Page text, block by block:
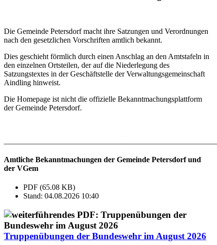
Die Gemeinde Petersdorf macht ihre Satzungen und Verordnungen
nach den gesetzlichen Vorschriften amtlich bekannt.
Dies geschieht förmlich durch einen Anschlag an den Amtstafeln in
den einzelnen Ortsteilen, der auf die Niederlegung des
Satzungstextes in der Geschäftstelle der Verwaltungsgemeinschaft
Aindling hinweist.
Die Homepage ist nicht die offizielle Bekanntmachungsplattform
der Gemeinde Petersdorf.
Amtliche Bekanntmachungen der Gemeinde Petersdorf und
der VGem
PDF (65.08 KB)
Stand: 04.08.2026 10:40
Truppenübungen der Bundeswehr im August 2026